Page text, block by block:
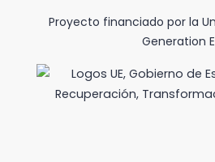
Proyecto financiado por la
Generation